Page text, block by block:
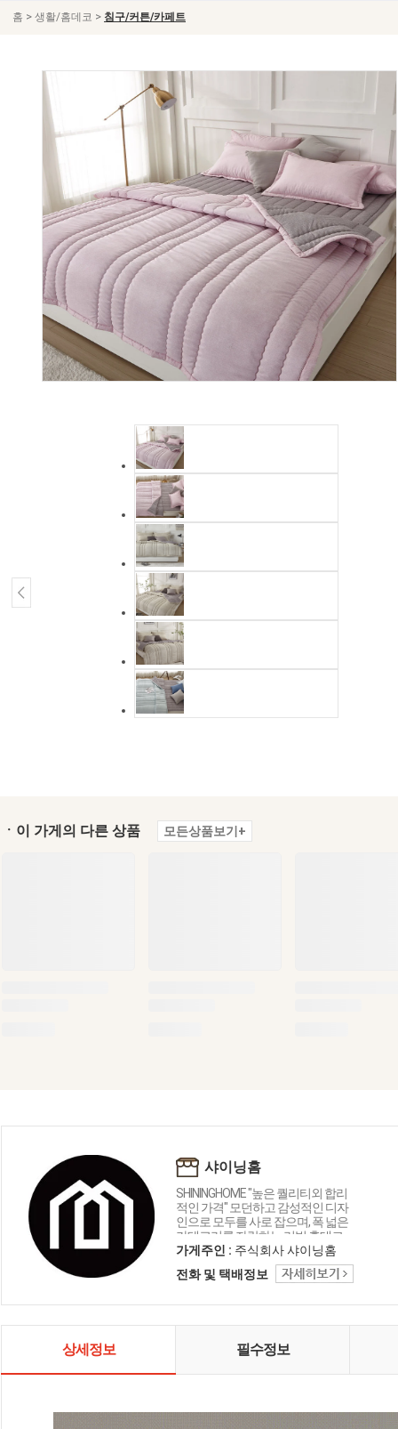
홈 > 생활/홈데코 > 침구/커튼/카페트
ㆍ이 가게의 다른 상품 모든상품보기+
샤이닝홈
SHININGHOME "높은 퀄리티외 합리
적인 가격" 모던하고 감성적인 디자
인으로 모두를 사로 잡으며, 폭 넓은
카테고리를 자랑하는 리빙 홈데코
인테리어 샤이닝홈입니다.
가게주인 : 주식회사 샤이닝홈
전화 및 택배정보
상세정보 필수정보